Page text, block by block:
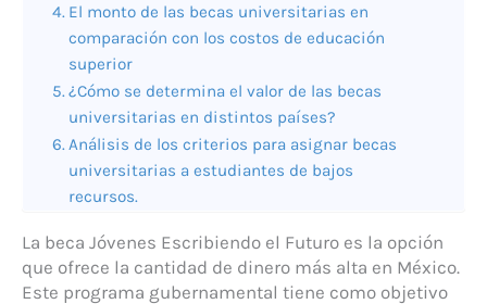
El monto de las becas universitarias en
comparación con los costos de educación
superior
¿Cómo se determina el valor de las becas
universitarias en distintos países?
Análisis de los criterios para asignar becas
universitarias a estudiantes de bajos
recursos.
La beca Jóvenes Escribiendo el Futuro es la opción
que ofrece la cantidad de dinero más alta en México.
Este programa gubernamental tiene como objetivo